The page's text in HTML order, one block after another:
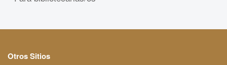
Otros Sitios